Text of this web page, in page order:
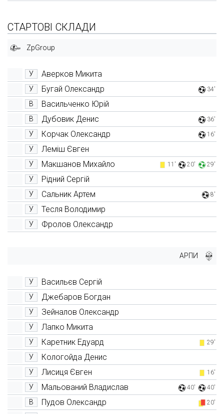
СТАРТОВІ СКЛАДИ
ZpGroup
У Аверков Микита
У Бугай Олександр 34'
В Васильченко Юрій
В Дубовик Денис 36'
У Корчак Олександр 16'
У Леміш Євген
У Макшанов Михайло 11' 20' 29'
У Рідний Сергій
У Сальник Артем 8'
У Тесля Володимир
У Фролов Олександр
АРПИ
У Васильєв Сергій
У Джебаров Богдан
У Зейналов Олександр
У Лапко Микита
У Каретник Едуард 29'
У Кологойда Денис
У Лисиця Євген 16'
У Мальований Владислав 40' 40'
В Пудов Олександр 20'